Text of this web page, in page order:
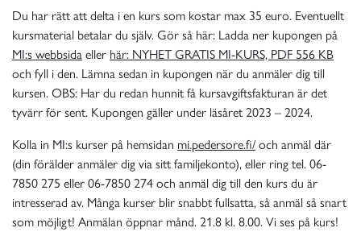
Du har rätt att delta i en kurs som kostar max 35 euro. Eventuellt
kursmaterial betalar du själv. Gör så här: Ladda ner kupongen på
MI:s webbsidaeller här: NYHET GRATIS MI-KURS, PDF 556 KB
och fyll i den. Lämna sedan in kupongen när du anmäler dig till
kursen. OBS: Har du redan hunnit få kursavgiftsfakturan är det
tyvärr för sent. Kupongen gäller under läsåret 2023 – 2024.
Kolla in MI:s kurser på hemsidan mi.pedersore.fi/och anmäl där
(din förälder anmäler dig via sitt familjekonto), eller ring tel. 06-
7850 275 eller 06-7850 274 och anmäl dig till den kurs du är
intresserad av. Många kurser blir snabbt fullsatta, så anmäl så snart
som möjligt! Anmälan öppnar månd. 21.8 kl. 8.00. Vi ses på kurs!